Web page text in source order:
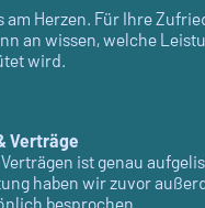
Herzen. Für Ihre
an wissen, welche
wird.
Verträge
ist genau
haben wir zuvor
besprochen.